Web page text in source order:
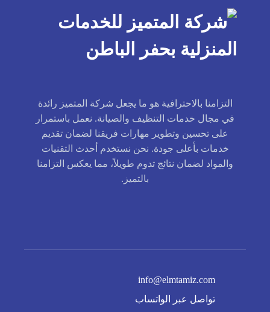
التزامنا بالاحترافية هو ما يجعل شركة المتميز رائدة
في مجال خدمات التنظيف والصيانة. نعمل باستمرار
على تحسين وتطوير مهارات فريقنا لضمان تقديم
خدمات بأعلى جودة. نحن نستخدم أحدث التقنيات
والمواد لضمان نتائج تدوم طويلاً، مما يعكس التزامنا
بالتميز.
info@elmtamiz.com
تواصل عبر الواتساب